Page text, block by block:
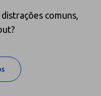
comuns,